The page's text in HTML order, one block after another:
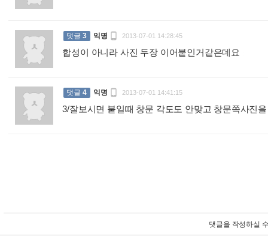
댓글 3 익명  2013-07-01 14:28:45
합성이 아니라 사진 두장 이어붙인거같은데요
댓글 4 익명  2013-07-01 14:41:15
3/잘보시면 붙일때 창문 각도도 안맞고 창문쪽사진
댓글을 작성하실